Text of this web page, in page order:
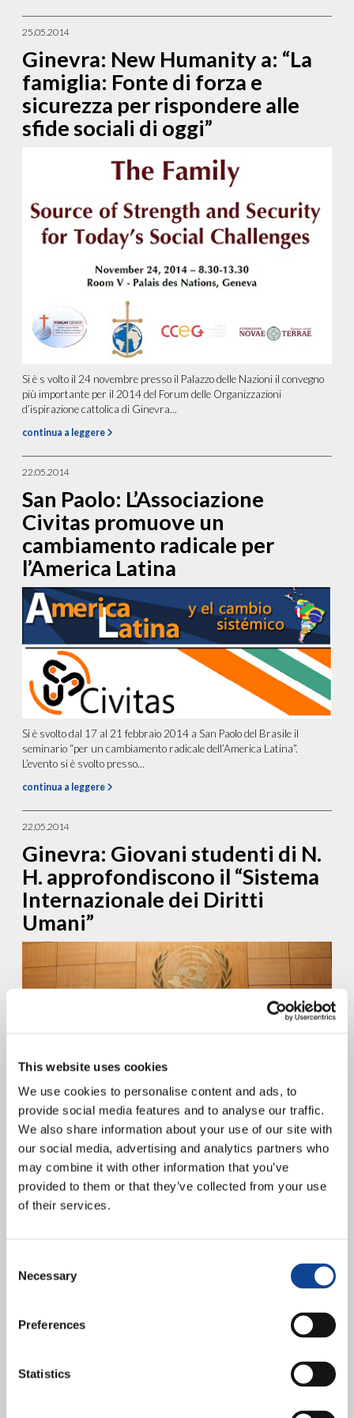
This website uses cookies
We use cookies to personalise content and ads, to
provide social media features and to analyse our traffic.
We also share information about your use of our site with
our social media, advertising and analytics partners who
may combine it with other information that you’ve
provided to them or that they’ve collected from your use
of their services.
Selection
Necessary
Preferences
Statistics
25.05.2014
Ginevra: New Humanity a: “La
famiglia: Fonte di forza e
sicurezza per rispondere alle
sfide sociali di oggi”
Si è s volto il 24 novembre presso il Palazzo delle Nazioni il convegno
più importante per il 2014 del Forum delle Organizzazioni
d’ispirazione cattolica di Ginevra...
continua a leggere
22.05.2014
San Paolo: L’Associazione
Civitas promuove un
cambiamento radicale per
l’America Latina
Si è svolto dal 17 al 21 febbraio 2014 a San Paolo del Brasile il
seminario “per un cambiamento radicale dell’America Latina”.
L’evento si è svolto presso...
continua a leggere
22.05.2014
Ginevra: Giovani studenti di N.
H. approfondiscono il “Sistema
Internazionale dei Diritti
Umani”
Si è svolto il 21 marzo scorso presso la sala XXIV del Palazzo delle
Nazioni il seminario “Sistema Internazionale dei Diritti Umani – il
ruolo della Santa...
continua a leggere
21.05.2014
dell’Economia di Comunione e